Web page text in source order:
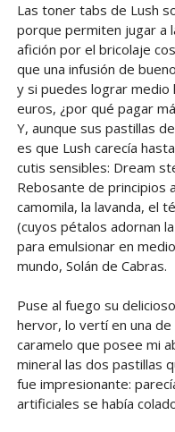
Las toner tabs de Lush
porque permiten jugar a
afición por el bricolaje
que una infusión de
y si puedes lograr medio
euros, ¿por qué pagar
Y, aunque sus pastillas
es que Lush carecía
cutis sensibles: Dream
Rebosante de principios
camomila, la lavanda, el
(cuyos pétalos adornan
para emulsionar en
mundo, Solán de Cabras.
Puse al fuego su
hervor, lo vertí en una
caramelo que posee mi
mineral las dos pastillas
fue impresionante:
artificiales se había